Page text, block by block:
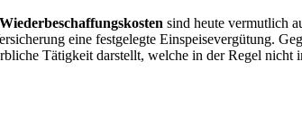
Wiederbeschaffungskosten sind heute vermutlich
eine festgelegte Einspeisevergütung.
Tätigkeit darstellt, welche in der Regel nicht